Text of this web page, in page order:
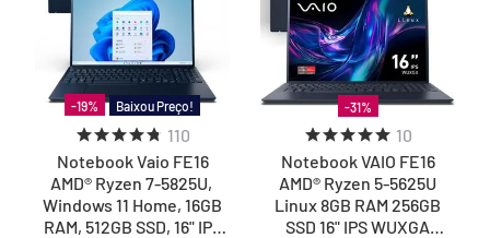
-19% Baixou Preço!
110
Notebook Vaio FE16
AMD® Ryzen 7-5825U,
Windows 11 Home, 16GB
RAM, 512GB SSD, 16" IPS
-31%
10
Notebook VAIO FE16
AMD® Ryzen 5-5625U
Linux 8GB RAM 256GB
SSD 16" IPS WUXGA